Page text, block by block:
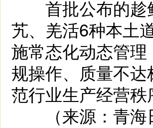
首批公布的趁
艽、羌活6种本土
施常态化动态管
规操作、质量不
范行业生产经营秩
（来源：青海